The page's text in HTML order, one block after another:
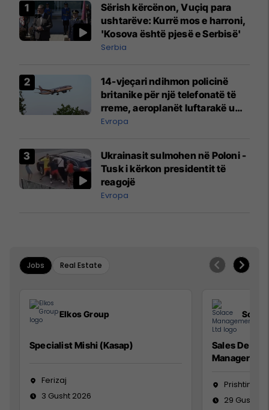
Sërish kërcënon, Vuçiq para
ushtarëve: Kurrë mos e harroni,
'Kosova është pjesë e Serbisë'
Serbia
14-vjeçari ndihmon policinë
britanike për një telefonatë të
rreme, aeroplanët luftarakë u
ngritën në ajër për të
Mançesterit
Evropa
Ukrainasit sulmohen në Poloni -
Tusk i kërkon presidentit të
reagojë
Evropa
Jobs Real Estate
Elkos Group
Specialist Mishi (Kasap)
Ferizaj
3 Gusht 2026
Sales
Manager
Prishtinë
29 Gusht